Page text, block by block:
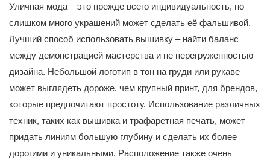
Уличная мода – это прежде всего индивидуальность, но
слишком много украшений может сделать её фальшивой.
Лучший способ использовать вышивку – найти баланс
между демонстрацией мастерства и не перегруженностью
дизайна. Небольшой логотип в тон на груди или рукаве
может выглядеть дороже, чем крупный принт, для брендов,
которые предпочитают простоту. Использование различных
техник, таких как вышивка и трафаретная печать, может
придать линиям большую глубину и сделать их более
дорогими и уникальными. Расположение также очень